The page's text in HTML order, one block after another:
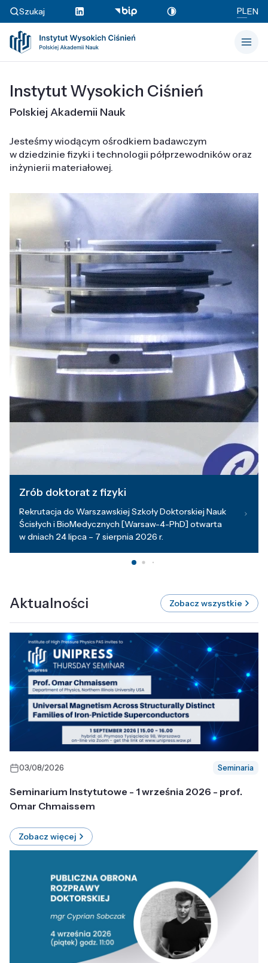
Szukaj PLEN
Instytut Wysokich Ciśnień
Polskiej Akademii Nauk
Jesteśmy wiodącym ośrodkiem badawczym
w dziedzinie fizyki i technologii półprzewodników oraz
inżynierii materiałowej.
Zrób doktorat z fizyki
Rekrutacja do Warszawskiej Szkoły Doktorskiej Nauk
Ścisłych i BioMedycznych [Warsaw-4-PhD] otwarta
w dniach 24 lipca – 7 sierpnia 2026 r.
Aktualności Zobacz wszystkie
03/08/2026 Seminaria
Seminarium Instytutowe - 1 września 2026 - prof.
Omar Chmaissem
Zobacz więcej